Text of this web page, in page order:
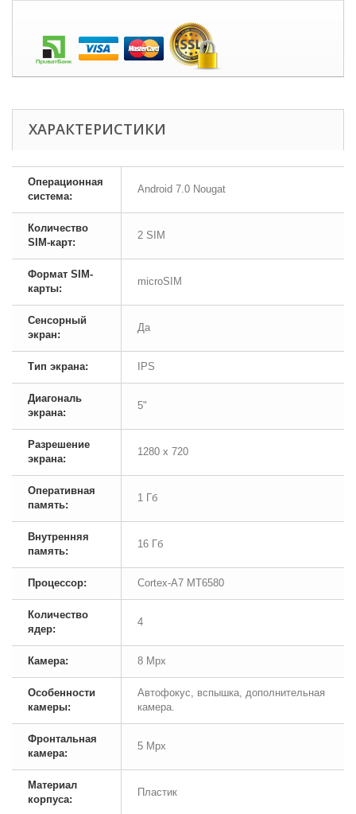
ХАРАКТЕРИСТИКИ
Операционная
система:
Android 7.0 Nougat
Количество
SIM-карт:
2 SIM
Формат SIM-
карты:
microSIM
Сенсорный
экран:
Да
Тип экрана: IPS
Диагональ
экрана:
5"
Разрешение
экрана:
1280 х 720
Оперативная
память:
1 Гб
Внутренняя
память:
16 Гб
Процессор: Cortex-A7 MT6580
Количество
ядер:
4
Камера: 8 Mpx
Особенности
камеры:
Автофокус, вспышка, дополнительная
камера.
Фронтальная
камера:
5 Mpx
Материал
корпуса:
Пластик